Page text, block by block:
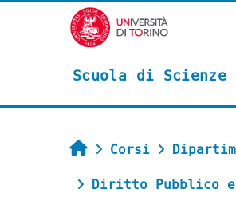
Vai al contenuto principale
Scuola di Scienze
Home
Corsi
Diritto Pubblico e